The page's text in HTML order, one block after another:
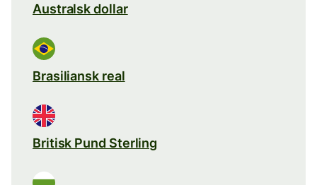
Australsk dollar
Brasiliansk real
Britisk Pund Sterling